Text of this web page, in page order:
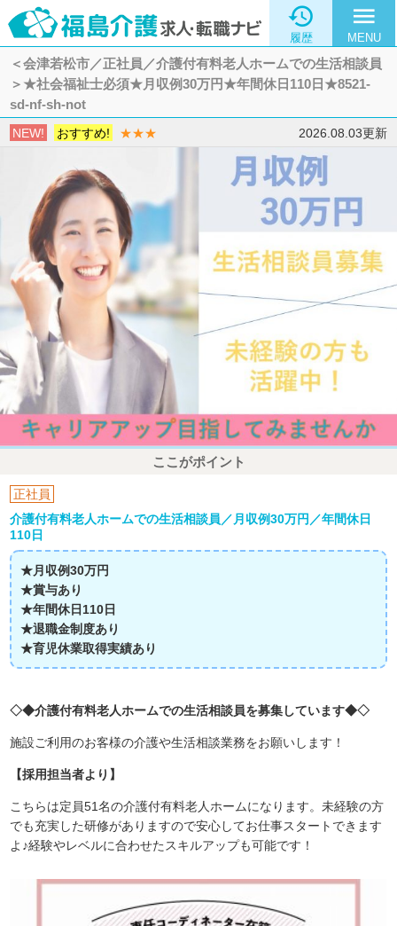

履歴
menu
MENU
＜会津若松市／正社員／介護付有料老人ホームでの生活相談員
＞★社会福祉士必須★月収例30万円★年間休日110日★8521-
sd-nf-sh-not
NEW! おすすめ! ★★★ 2026.08.03更新
ここがポイント
正社員
介護付有料老人ホームでの生活相談員／月収例30万円／年間休日
110日
★月収例30万円
★賞与あり
★年間休日110日
★退職金制度あり
★育児休業取得実績あり
◇◆介護付有料老人ホームでの生活相談員を募集しています◆◇
施設ご利用のお客様の介護や生活相談業務をお願いします！
【採用担当者より】
こちらは定員51名の介護付有料老人ホームになります。未経験の方
でも充実した研修がありますので安心してお仕事スタートできます
よ♪経験やレベルに合わせたスキルアップも可能です！